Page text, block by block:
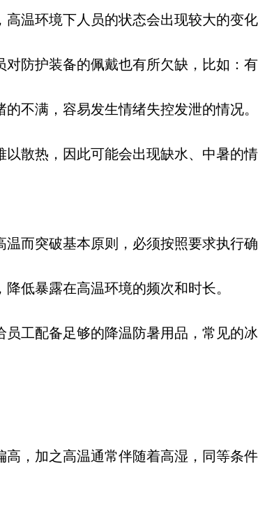
高温环境下人员的状态会出现较大的变
对防护装备的佩戴也有所欠缺，比如：
不满，容易发生情绪失控发泄的情况。
散热，因此可能会出现缺水、中暑的情
而突破基本原则，必须按照要求执行确
低暴露在高温环境的频次和时长。
员工配备足够的降温防暑用品，常见的
高，加之高温通常伴随着高湿，同等条